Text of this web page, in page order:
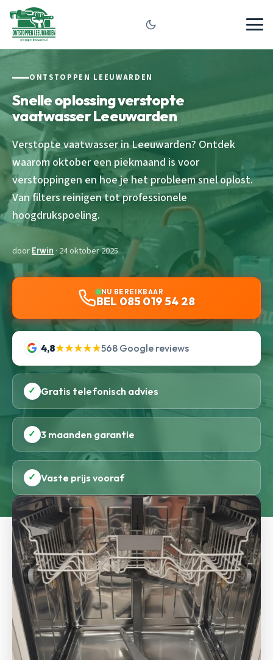
ONTSTOPPEN LEEUWARDEN
Snelle oplossing verstopte
vaatwasser Leeuwarden
Verstopte vaatwasser in Leeuwarden? Ontdek
waarom oktober een piekmaand is voor
verstoppingen en hoe je het probleem snel oplost.
Van filters reinigen tot professionele
hoogdrukspoeling.
doorErwin · 24 oktober 2025
NU BEREIKBAAR
BEL 085 019 54 28
4,8★★★★★568 Google reviews
✓ Gratis telefonisch advies
✓ 3 maanden garantie
✓ Vaste prijs vooraf